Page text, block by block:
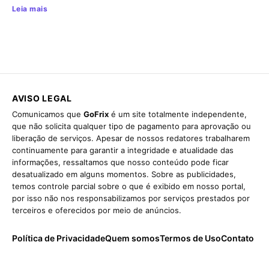
Leia mais
AVISO LEGAL
Comunicamos que GoFrix é um site totalmente independente,
que não solicita qualquer tipo de pagamento para aprovação ou
liberação de serviços. Apesar de nossos redatores trabalharem
continuamente para garantir a integridade e atualidade das
informações, ressaltamos que nosso conteúdo pode ficar
desatualizado em alguns momentos. Sobre as publicidades,
temos controle parcial sobre o que é exibido em nosso portal,
por isso não nos responsabilizamos por serviços prestados por
terceiros e oferecidos por meio de anúncios.
Política de PrivacidadeQuem somosTermos de UsoContato